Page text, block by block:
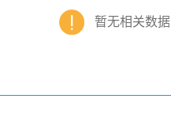
暂无相关数据